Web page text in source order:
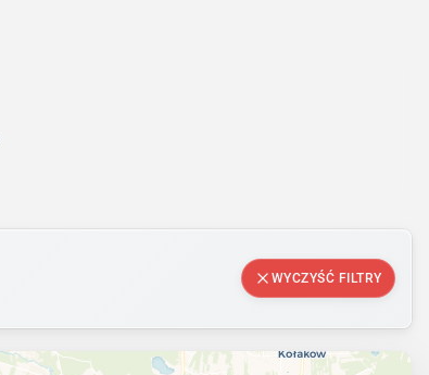
WYCZYŚĆ FILTRY